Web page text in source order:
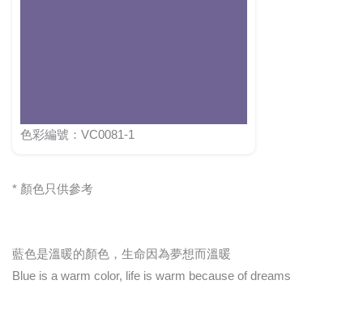
色彩編號：VC0081-1
* 顏色只供參考
藍色是溫暖的顏色，生命因為夢想而溫暖
Blue is a warm color, life is warm because of dreams